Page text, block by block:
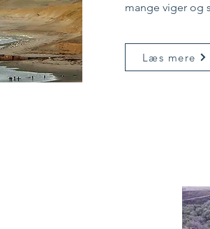
mange viger og
Læs mere